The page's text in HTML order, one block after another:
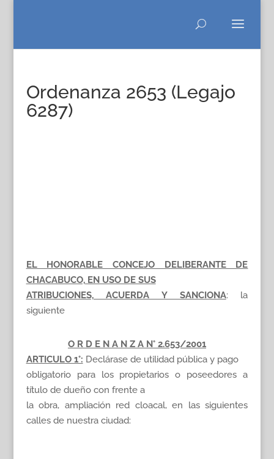
Ordenanza 2653 (Legajo
6287)
EL HONORABLE CONCEJO DELIBERANTE DE
CHACABUCO, EN USO DE SUS
ATRIBUCIONES, ACUERDA Y SANCIONA: la
siguiente
O R D E N A N Z A N° 2.653/2001
ARTICULO 1°: Declárase de utilidad pública y pago
obligatorio para los propietarios o poseedores a
título de dueño con frente a
la obra, ampliación red cloacal, en las siguientes
calles de nuestra ciudad: